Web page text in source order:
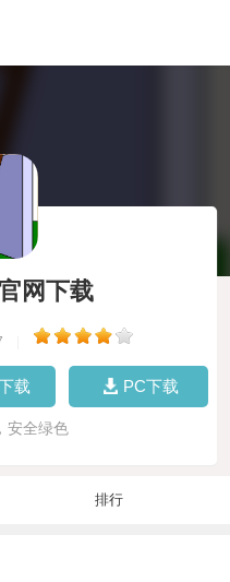
网下载
载 PC下载
安全绿色
排行